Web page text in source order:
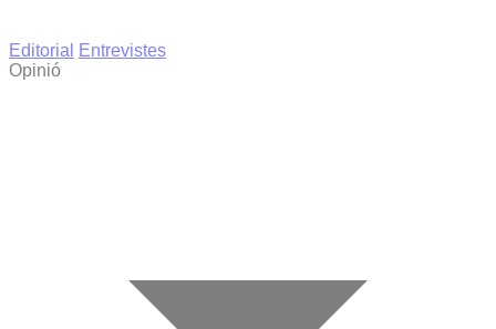
Editorial
Entrevistes
Opinió